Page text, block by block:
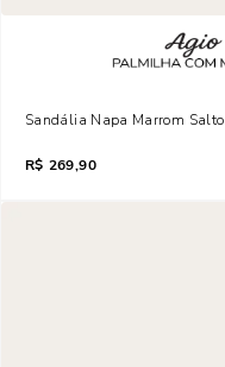
Sandália Napa Marrom Salto
R$ 269,90